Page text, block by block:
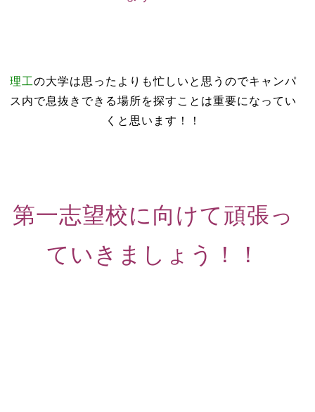
理工の大学は思ったよりも忙しいと思うのでキャンパ
ス内で息抜きできる場所を探すことは重要になってい
くと思います！！
第一志望校に向けて頑張っ
ていきましょう！！